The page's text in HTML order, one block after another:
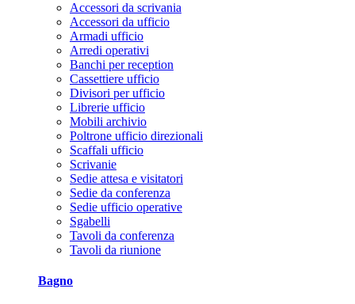
Accessori da scrivania
Accessori da ufficio
Armadi ufficio
Arredi operativi
Banchi per reception
Cassettiere ufficio
Divisori per ufficio
Librerie ufficio
Mobili archivio
Poltrone ufficio direzionali
Scaffali ufficio
Scrivanie
Sedie attesa e visitatori
Sedie da conferenza
Sedie ufficio operative
Sgabelli
Tavoli da conferenza
Tavoli da riunione
Bagno